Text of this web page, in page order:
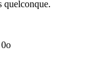
quelconque.